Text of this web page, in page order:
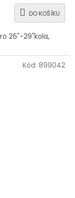
DO KOŠÍKU
26"-29"kola,
Kód: 899042